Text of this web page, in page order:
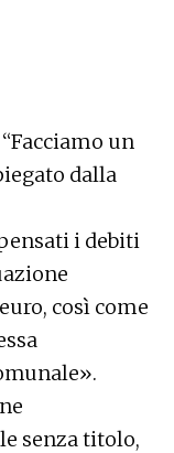
un
dalla
i debiti
così come
senza titolo,